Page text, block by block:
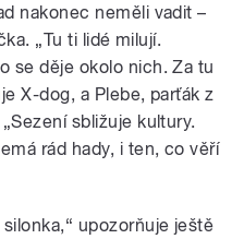
nakonec neměli vadit –
„Tu ti lidé milují.
se děje okolo nich. Za tu
X-dog, a Plebe, parťák z
sbližuje kultury.
rád hady, i ten, co věří
upozorňuje ještě